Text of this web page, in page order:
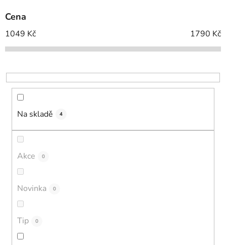
p
r
o
d
k
t
Cena
1049 Kč 1790 Kč
Na skladě 4
Akce 0
Novinka 0
Tip 0